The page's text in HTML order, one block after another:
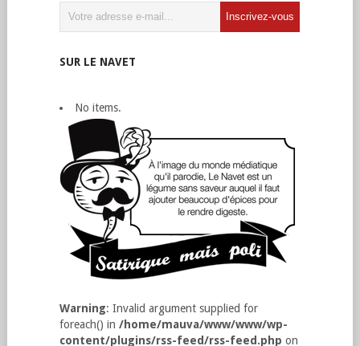
SUR LE NAVET
No items.
Warning: Invalid argument supplied for
foreach() in /home/mauva/www/www/wp-
content/plugins/rss-feed/rss-feed.php on